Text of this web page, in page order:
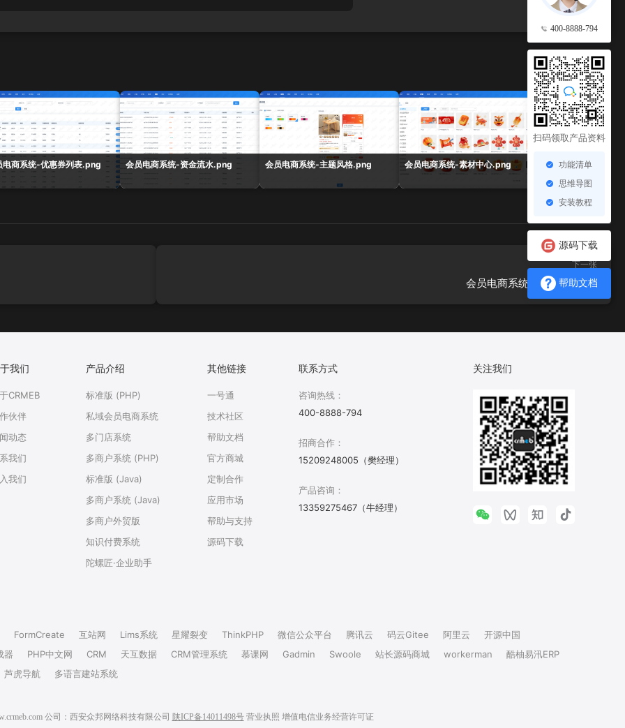
400-8888-794
扫码领取产品资料
功能清单
思维导图
安装教程
源码下载
帮助文档
查看更多 →
电商系统-优惠券列表.png 会员电商系统-资金流水.png 会员电商系统-主题风格.png 会员电商系统-素材中心.png 会员电商系统-组合
下一张
会员电商系统-搜索热刺.png
我们
CRMEB
伙伴
动态
我们
我们
产品介绍
标准版 (PHP)
私域会员电商系统
多门店系统
多商户系统 (PHP)
标准版 (Java)
多商户系统 (Java)
多商户外贸版
知识付费系统
陀螺匠·企业助手
其他链接
一号通
技术社区
帮助文档
官方商城
定制合作
应用市场
帮助与支持
源码下载
联系方式
咨询热线：
400-8888-794
招商合作：
15209248005（樊经理）
产品咨询：
13359275467（牛经理）
关注我们
FormCreate 互站网 Lims系统 星耀裂变 ThinkPHP 微信公众平台 腾讯云 码云Gitee 阿里云
开源中国
器
PHP中文网 CRM 天互数据 CRM管理系统 慕课网 Gadmin Swoole 站长源码商城 workerman
酷柚易汛ERP
芦虎导航
多语言建站系统
公司：西安众邦网络科技有限公司 陕ICP备14011498号 营业执照 增值电信业务经营许可证